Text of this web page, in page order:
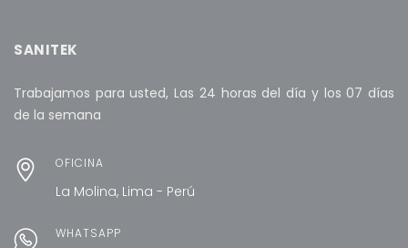
SANITEK
Trabajamos para usted, Las 24 horas del día y los 07 días
de la semana
OFICINA
La Molina, Lima - Perú
WHATSAPP